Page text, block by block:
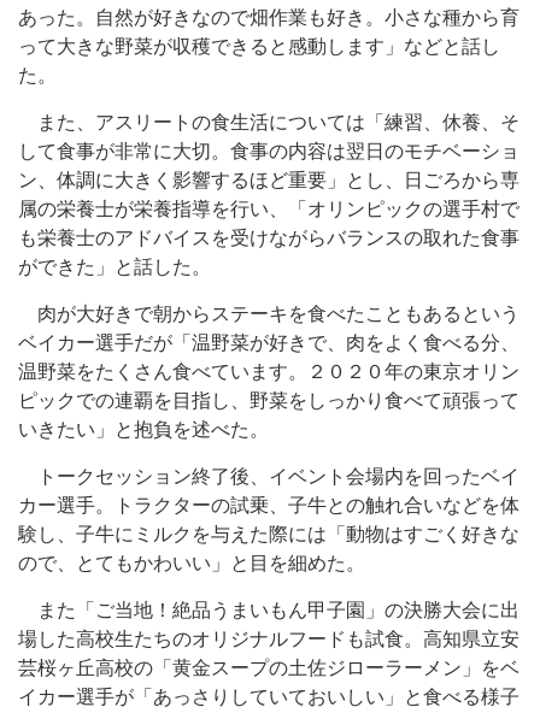
あった。自然が好きなので畑作業も好き。小さな種から育
って大きな野菜が収穫できると感動します」などと話し
た。
また、アスリートの食生活については「練習、休養、そ
して食事が非常に大切。食事の内容は翌日のモチベーショ
ン、体調に大きく影響するほど重要」とし、日ごろから専
属の栄養士が栄養指導を行い、「オリンピックの選手村で
も栄養士のアドバイスを受けながらバランスの取れた食事
ができた」と話した。
肉が大好きで朝からステーキを食べたこともあるという
ベイカー選手だが「温野菜が好きで、肉をよく食べる分、
温野菜をたくさん食べています。２０２０年の東京オリン
ピックでの連覇を目指し、野菜をしっかり食べて頑張って
いきたい」と抱負を述べた。
トークセッション終了後、イベント会場内を回ったベイ
カー選手。トラクターの試乗、子牛との触れ合いなどを体
験し、子牛にミルクを与えた際には「動物はすごく好きな
ので、とてもかわいい」と目を細めた。
また「ご当地！絶品うまいもん甲子園」の決勝大会に出
場した高校生たちのオリジナルフードも試食。高知県立安
芸桜ヶ丘高校の「黄金スープの土佐ジローラーメン」をベ
イカー選手が「あっさりしていておいしい」と食べる様子